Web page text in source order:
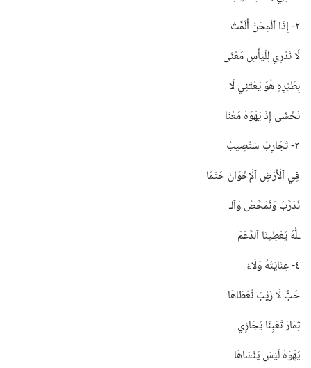
٢-‏ إِذَا ٱلْمِحَنُ أَلَمَّتْ
لَا نَدْرِي لِلْيَأْسِ مَعْنَى
بِطَيْرِهِ هُوَ يَعْتَنِي لَا
نَخْشَى إِذْ يَهْوَهْ مَعْنَا
٣-‏ تَجَارِبُ سَتُصِيبُ
فِي ٱلْأَرْضِ ٱلْإِخْوَانَ حَتْمَا
نُدَرَّبُ وَنُمَحَّصُ وَٱلـ‍
ـلّٰهُ يُعْطِينَا ٱلدَّعْمَ
٤-‏ عِنَايَتُهُ وَلَاءٌ
حُبٌّ لَا رَيْبَ نُعْطَاهَا
ثِمَارَ تَعَبِنَا يُجَازِي
يَهْوَهْ لَيْسَ يَنْسَاهَا